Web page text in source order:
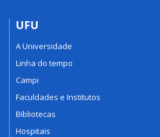
UFU
A Universidade
Linha do tempo
Campi
Faculdades e Institutos
Bibliotecas
Hospitais